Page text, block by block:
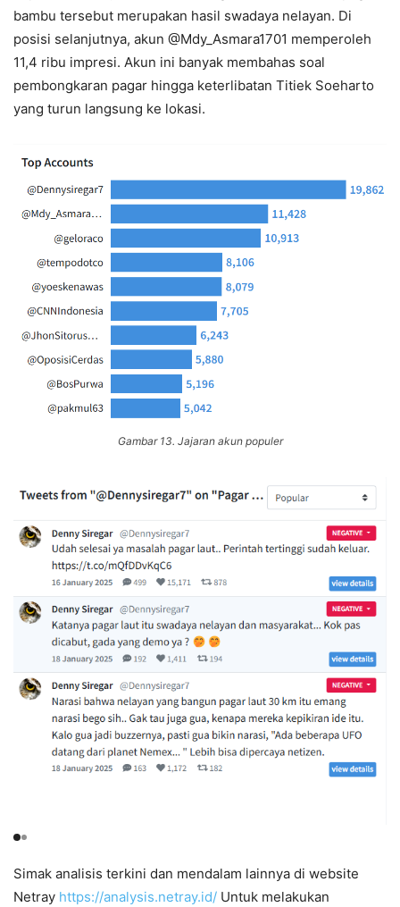
bambu tersebut merupakan hasil swadaya nelayan. Di
posisi selanjutnya, akun @Mdy_Asmara1701 memperoleh
11,4 ribu impresi. Akun ini banyak membahas soal
pembongkaran pagar hingga keterlibatan Titiek Soeharto
yang turun langsung ke lokasi.
Gambar 13. Jajaran akun populer
Simak analisis terkini dan mendalam lainnya di website
Netray https://analysis.netray.id/ Untuk melakukan